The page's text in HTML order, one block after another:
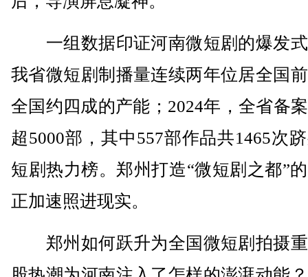
一组数据印证河南微短剧的爆发
我省微短剧制播量连续两年位居全国
全国约四成的产能；2024年，全省备
超5000部，其中557部作品共1465次
短剧热力榜。郑州打造“微短剧之都”
正加速照进现实。
郑州如何跃升为全国微短剧拍摄